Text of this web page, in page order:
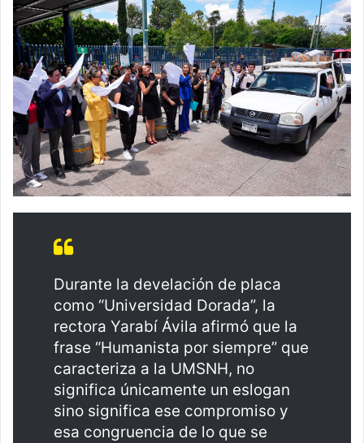
Durante la develación de placa
como “Universidad Dorada”, la
rectora Yarabí Ávila afirmó que la
frase “Humanista por siempre” que
caracteriza a la UMSNH, no
significa únicamente un eslogan
sino significa ese compromiso y
esa congruencia de lo que se